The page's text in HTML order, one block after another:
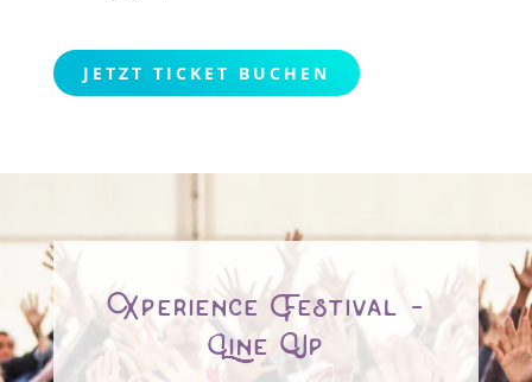
JETZT TICKET BUCHEN
Xperience Festival -
Line Up